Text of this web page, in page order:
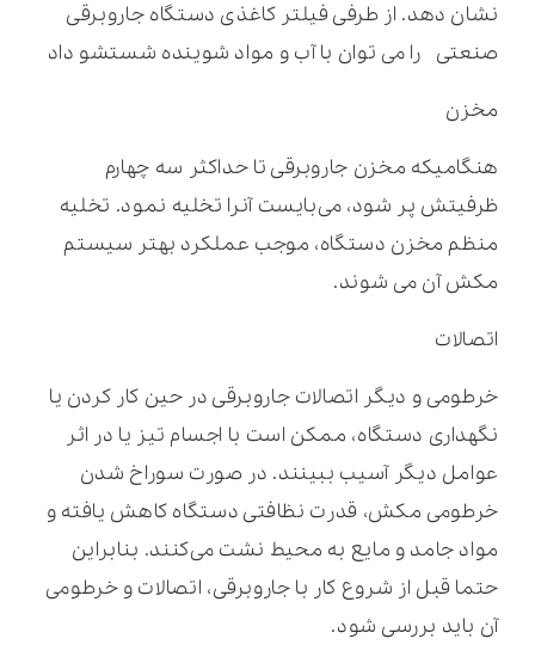
نشان دهد. از طرفی فیلتر کاغذی دستگاه جاروبرقی
صنعتی را می توان با آب و مواد شوینده شستشو داد
مخزن
هنگامیکه مخزن جاروبرقی تا حداکثر سه چهارم
ظرفیتش پر شود، می‌بایست آنرا تخلیه نمود. تخلیه
منظم مخزن دستگاه، موجب عملکرد بهتر سیستم
مکش آن می شوند.
اتصالات
خرطومی و دیگر اتصالات جاروبرقی در حین کار کردن یا
نگهداری دستگاه، ممکن است با اجسام تیز یا در اثر
عوامل دیگر آسیب ببینند. در صورت سوراخ شدن
خرطومی مکش، قدرت نظافتی دستگاه کاهش یافته و
مواد جامد و مایع به محیط نشت می‌کنند. بنابراین
حتما قبل از شروع کار با جاروبرقی، اتصالات و خرطومی
آن باید بررسی شود.